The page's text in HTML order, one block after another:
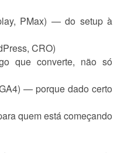
PMax) — do setup à
CRO)
que converte, não só
— porque dado certo
quem está começando